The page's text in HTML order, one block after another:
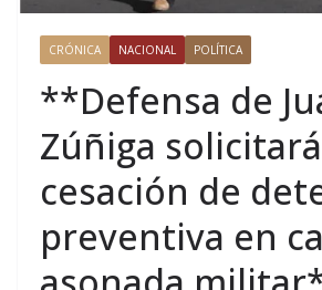
CRÓNICA NACIONAL POLÍTICA
**Defensa de
Zúñiga solicitará
cesación de
preventiva en